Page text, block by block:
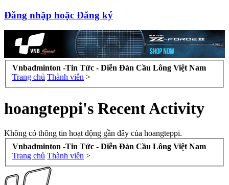
Đăng nhập hoặc Đăng ký
Vnbadminton -Tin Tức - Diễn Đàn Cầu Lông Việt Nam
Trang chủ Thành viên >
hoangteppi's Recent Activity
Không có thông tin hoạt động gần đây của hoangteppi.
Vnbadminton -Tin Tức - Diễn Đàn Cầu Lông Việt Nam
Trang chủ Thành viên >